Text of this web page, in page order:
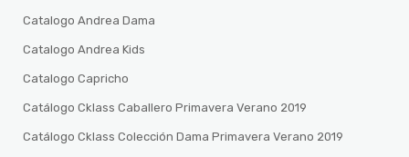
Catalogo Andrea Dama
Catalogo Andrea Kids
Catalogo Capricho
Catálogo Cklass Caballero Primavera Verano 2019
Catálogo Cklass Colección Dama Primavera Verano 2019